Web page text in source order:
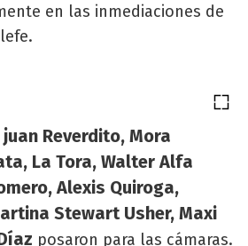
en las inmediaciones de
Reverdito, Mora
La Tora, Walter Alfa
Alexis Quiroga,
Stewart Usher, Maxi
posaron para las cámaras.